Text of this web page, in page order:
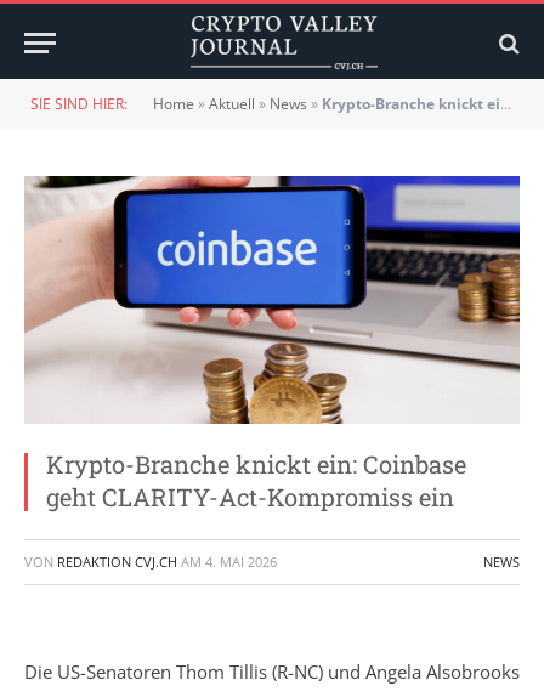
SIE SIND HIER: Home »Aktuell » News » Krypto-Branche knickt ein: Coinbase geht CLARITY-Act-Kompromiss ein
Krypto-Branche knickt ein: Coinbase
geht CLARITY-Act-Kompromiss ein
VON REDAKTION CVJ.CH AM 4. MAI 2026 NEWS
Die US-Senatoren Thom Tillis (R-NC) und Angela Alsobrooks